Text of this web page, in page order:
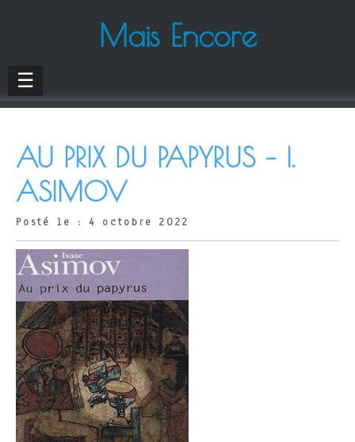
Mais Encore
☰
AU PRIX DU PAPYRUS – I.
ASIMOV
Posté le : 4 octobre 2022